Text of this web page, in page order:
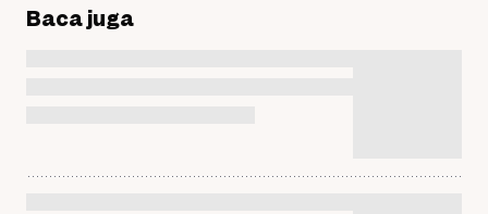
Baca juga